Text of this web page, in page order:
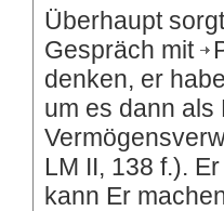
Überhaupt
Gespräch mit
denken, er
um es dann als
LM II, 138 f.).
kann Er